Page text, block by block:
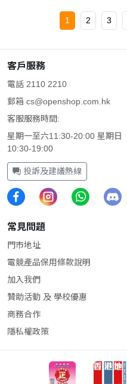
1 2 3
客戶服務
電話 2110 2210
郵箱 cs@openshop.com.hk
客服服務時間:
星期一至六11:30-20:00 星期日
10:30-19:00
投訴及建議熱線
常見問題
門市地址
電競產品保用條款說明
加入我們
贊助活動 及 學校優惠
商務合作
隱私權政策